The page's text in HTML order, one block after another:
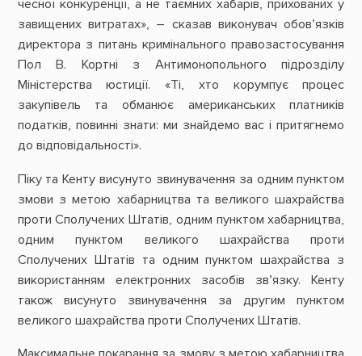
чесної конкуренції, а не таємних хабарів, прихованих у
завищених витратах», – сказав виконувач обов’язків
директора з питань кримінального правозастосування
Пол В. Кортні з Антимонопольного підрозділу
Міністерства юстиції. «Ті, хто корумпує процес
закупівель та обманює американських платників
податків, повинні знати: ми знайдемо вас і притягнемо
до відповідальності».
Піку та Кенту висунуто звинувачення за одним пунктом
змови з метою хабарництва та великого шахрайства
проти Сполучених Штатів, одним пунктом хабарництва,
одним пунктом великого шахрайства проти
Сполучених Штатів та одним пунктом шахрайства з
використанням електронних засобів зв’язку. Кенту
також висунуто звинувачення за другим пунктом
великого шахрайства проти Сполучених Штатів.